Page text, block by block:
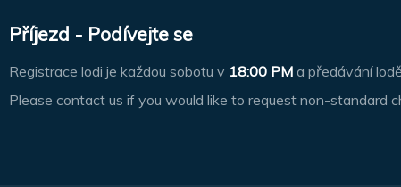
Příjezd - Podívejte se
Registrace lodi je každou sobotu v 18:00 PM a předávání
Please contact us if you would like to request non-standard